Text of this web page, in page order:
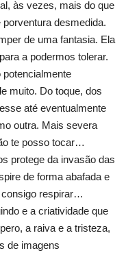
às vezes, mais do que
desmedida.
de uma fantasia. Ela
a podermos tolerar.
potencialmente
muito. Do toque, dos
até eventualmente
outra. Mais severa
te posso tocar…
protege da invasão das
de forma abafada e
consigo respirar…
e a criatividade que
a raiva e a tristeza,
de imagens